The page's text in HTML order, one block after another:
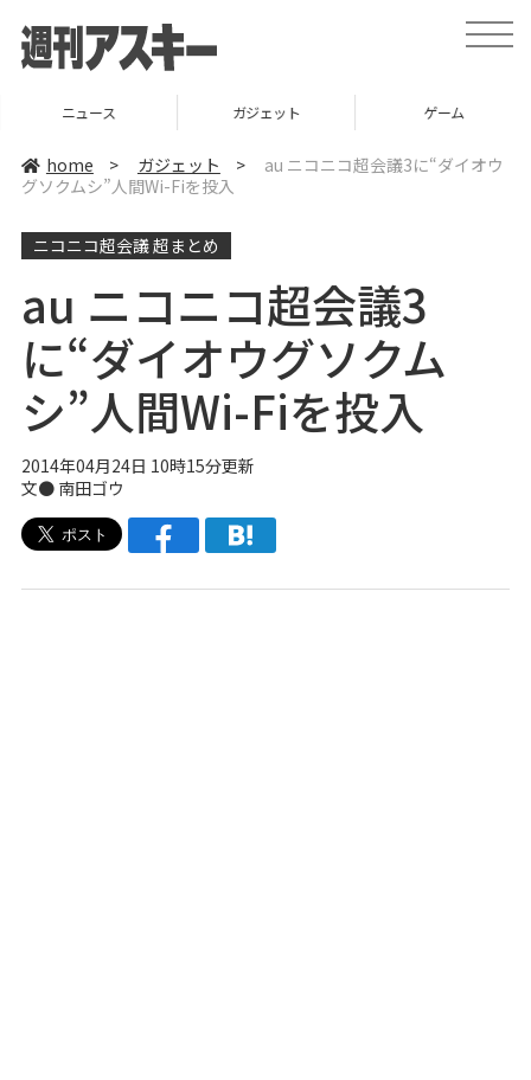
t
o
a
v
ニュース ガジェット ゲーム
home > ガジェット >
au ニコニコ超会議3に“ダイオウ
グソクムシ”人間Wi-Fiを投入
ニコニコ超会議 超まとめ
au ニコニコ超会議3
に“ダイオウグソクム
シ”人間Wi-Fiを投入
2014年04月24日 10時15分更新
文● 南田ゴウ